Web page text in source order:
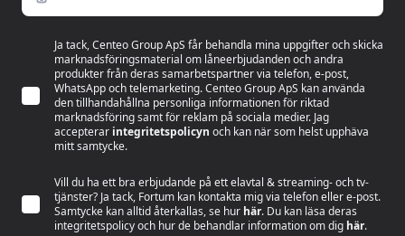
Ja tack, Centeo Group ApS får behandla mina uppgifter och skicka
marknadsföringsmaterial om låneerbjudanden och andra
produkter från deras samarbetspartner via telefon, e-post,
WhatsApp och telemarketing. Centeo Group ApS kan använda
den tillhandahållna personliga informationen för riktad
marknadsföring samt för reklam på sociala medier. Jag
accepterar integritetspolicyn och kan när som helst upphäva
mitt samtycke.
Vill du ha ett bra erbjudande på ett elavtal & streaming- och tv-
tjänster? Ja tack, Fortum kan kontakta mig via telefon eller e-post.
Samtycke kan alltid återkallas, se hur här. Du kan läsa deras
integritetspolicy och hur de behandlar information om dig här.